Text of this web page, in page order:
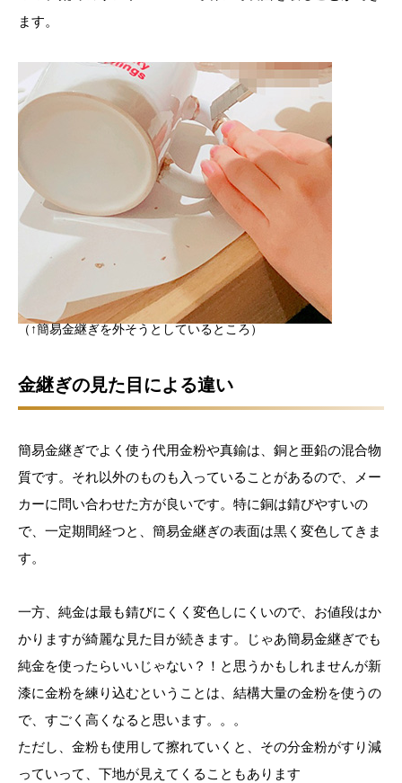
ます。
（↑簡易金継ぎを外そうとしているところ）
金継ぎの見た目による違い
簡易金継ぎでよく使う代用金粉や真鍮は、銅と亜鉛の混合物
質です。それ以外のものも入っていることがあるので、メー
カーに問い合わせた方が良いです。特に銅は錆びやすいの
で、一定期間経つと、簡易金継ぎの表面は黒く変色してきま
す。
一方、純金は最も錆びにくく変色しにくいので、お値段はか
かりますが綺麗な見た目が続きます。じゃあ簡易金継ぎでも
純金を使ったらいいじゃない？！と思うかもしれませんが新
漆に金粉を練り込むということは、結構大量の金粉を使うの
で、すごく高くなると思います。。。
ただし、金粉も使用して擦れていくと、その分金粉がすり減
っていって、下地が見えてくることもあります